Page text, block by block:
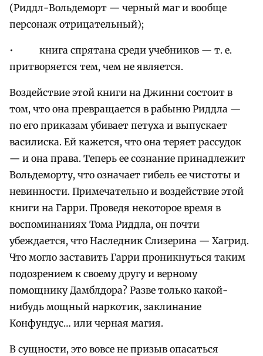
(Риддл-Вольдеморт — черный маг и вообще
персонаж отрицательный);
• книга спрятана среди учебников — т. е.
притворяется тем, чем не является.
Воздействие этой книги на Джинни состоит в
том, что она превращается в рабыню Риддла —
по его приказам убивает петуха и выпускает
василиска. Ей кажется, что она теряет рассудок
— и она права. Теперь ее сознание принадлежит
Вольдеморту, что означает гибель ее чистоты и
невинности. Примечательно и воздействие этой
книги на Гарри. Проведя некоторое время в
воспоминаниях Тома Риддла, он почти
убеждается, что Наследник Слизерина — Хагрид.
Что могло заставить Гарри проникнуться таким
подозрением к своему другу и верному
помощнику Дамблдора? Разве только какой-
нибудь мощный наркотик, заклинание
Конфундус… или черная магия.
В сущности, это вовсе не призыв опасаться